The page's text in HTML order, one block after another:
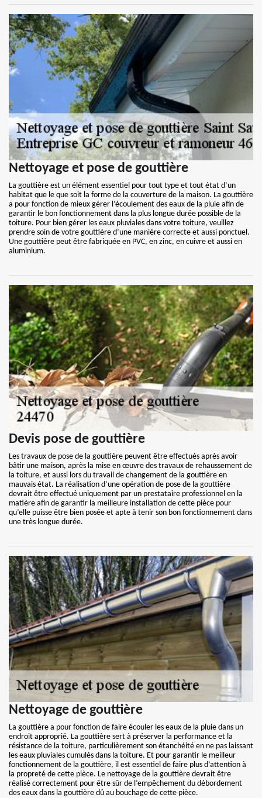
Nettoyage et pose de gouttière
La gouttière est un élément essentiel pour tout type et tout état d’un
habitat que le que soit la forme de la couverture de la maison. La gouttière
a pour fonction de mieux gérer l’écoulement des eaux de la pluie afin de
garantir le bon fonctionnement dans la plus longue durée possible de la
toiture. Pour bien gérer les eaux pluviales dans votre toiture, veuillez
prendre soin de votre gouttière d’une manière correcte et aussi ponctuel.
Une gouttière peut être fabriquée en PVC, en zinc, en cuivre et aussi en
aluminium.
Devis pose de gouttière
Les travaux de pose de la gouttière peuvent être effectués après avoir
bâtir une maison, après la mise en œuvre des travaux de rehaussement de
la toiture, et aussi lors du travail de changement de la gouttière en
mauvais état. La réalisation d’une opération de pose de la gouttière
devrait être effectué uniquement par un prestataire professionnel en la
matière afin de garantir la meilleure installation de cette pièce pour
qu’elle puisse être bien posée et apte à tenir son bon fonctionnement dans
une très longue durée.
Nettoyage de gouttière
La gouttière a pour fonction de faire écouler les eaux de la pluie dans un
endroit approprié. La gouttière sert à préserver la performance et la
résistance de la toiture, particulièrement son étanchéité en ne pas laissant
les eaux pluviales cumulés dans la toiture. Et pour garantir le meilleur
fonctionnement de la gouttière, il est essentiel de faire plus d’attention à
la propreté de cette pièce. Le nettoyage de la gouttière devrait être
réalisé correctement pour être sûr de l’empêchement du débordement
des eaux dans la gouttière dû au bouchage de cette pièce.